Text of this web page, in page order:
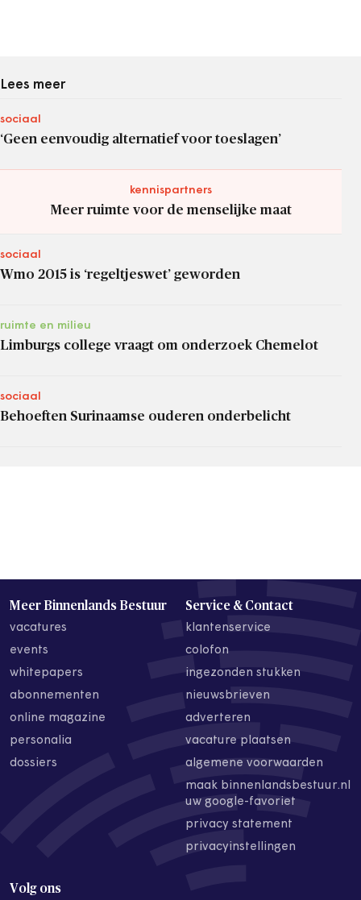
Lees meer
sociaal
‘Geen eenvoudig alternatief voor toeslagen’
kennispartners
Meer ruimte voor de menselijke maat
sociaal
Wmo 2015 is ‘regeltjeswet’ geworden
ruimte en milieu
Limburgs college vraagt om onderzoek Chemelot
sociaal
Behoeften Surinaamse ouderen onderbelicht
Meer Binnenlands Bestuur
vacatures
events
whitepapers
abonnementen
online magazine
personalia
dossiers
Service & Contact
klantenservice
colofon
ingezonden stukken
nieuwsbrieven
adverteren
vacature plaatsen
algemene voorwaarden
maak binnenlandsbestuur.nl
uw google-favoriet
privacy statement
privacyinstellingen
Volg ons